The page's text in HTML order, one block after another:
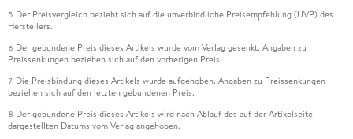
5 Der Preisvergleich bezieht sich auf die unverbindliche Preisempfehlung (UVP) des
Herstellers.
6 Der gebundene Preis dieses Artikels wurde vom Verlag gesenkt. Angaben zu
Preissenkungen beziehen sich auf den vorherigen Preis.
7 Die Preisbindung dieses Artikels wurde aufgehoben. Angaben zu Preissenkungen
beziehen sich auf den letzten gebundenen Preis.
8 Der gebundene Preis dieses Artikels wird nach Ablauf des auf der Artikelseite
dargestellten Datums vom Verlag angehoben.